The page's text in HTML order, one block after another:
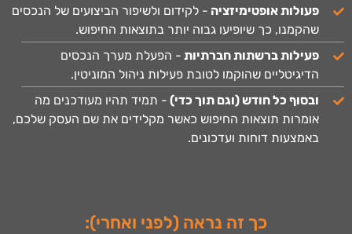
פעולות אופטימיזציה - לקידום ולשיפור הביצועים של הנכסים
שהקמנו, כך שיופיעו גבוה יותר בתוצאות החיפוש.
פעילות ברשתות חברתיות - הפעלת מערך הנכסים
הדיגיטליים שהוקמו לטובת פעילות ניהול המוניטין.
ובסוף כל חודש (וגם תוך כדי) - תמיד תהיו מעודכנים מה
אומרות תוצאות החיפוש כאשר מקלידים את שם העסק שלכם,
באמצעות דוחות ועדכונים.
כך זה נראה (לפני ואחרי):